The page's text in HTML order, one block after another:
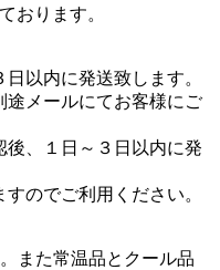
おります。
以内に発送致します。
メールにてお客様にご
、１日～３日以内に発
のでご利用ください。
また常温品とクール品